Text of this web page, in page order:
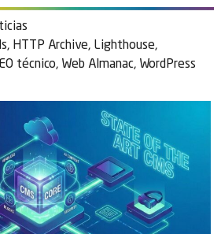
, HTTP Archive, Lighthouse,
técnico, Web Almanac, WordPress